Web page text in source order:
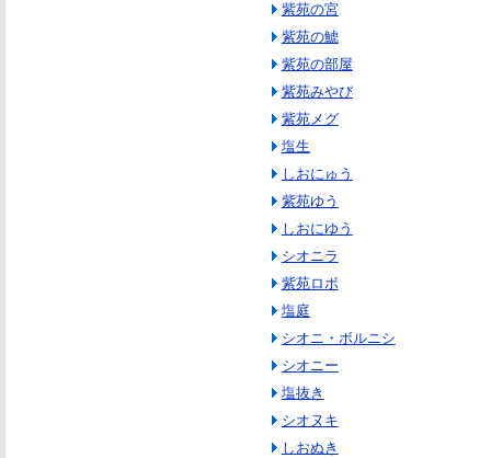
紫苑の宮
紫苑の鯱
紫苑の部屋
紫苑みやび
紫苑メグ
塩生
しおにゅう
紫苑ゆう
しおにゆう
シオニラ
紫苑ロボ
塩庭
シオニ・ボルニシ
シオニー
塩抜き
シオヌキ
しおぬき